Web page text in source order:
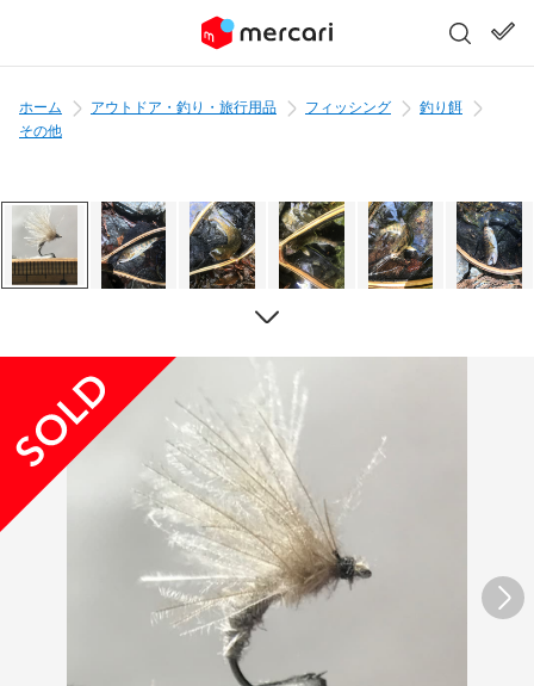
ホーム アウトドア・釣り・旅行用品 フィッシング
釣り餌
その他